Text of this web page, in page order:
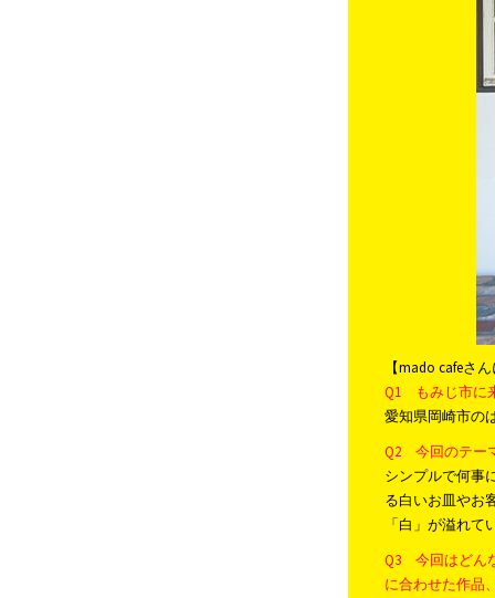
【mado cafeさ
Q1 もみじ市に
愛知県岡崎市の
Q2 今回のテー
シンプルで何事
る白いお皿やお
「白」が溢れ
Q3 今回はどん
に合わせた作品